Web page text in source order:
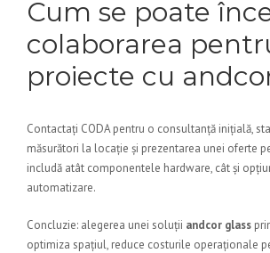
Cum se poate
colaborarea
proiecte cu
Contactați CODA pentru o consultanță inițială,
măsurători la locație și prezentarea unei oferte
includă atât componentele hardware, cât și
automatizare.
Concluzie: alegerea unei soluții andcor glass
optimiza spațiul, reduce costurile operaționale